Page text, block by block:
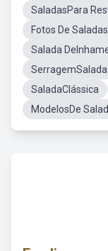
SaladasPara
Fotos De
Salada
SerragemSalada
SaladaClássica
ModelosDe